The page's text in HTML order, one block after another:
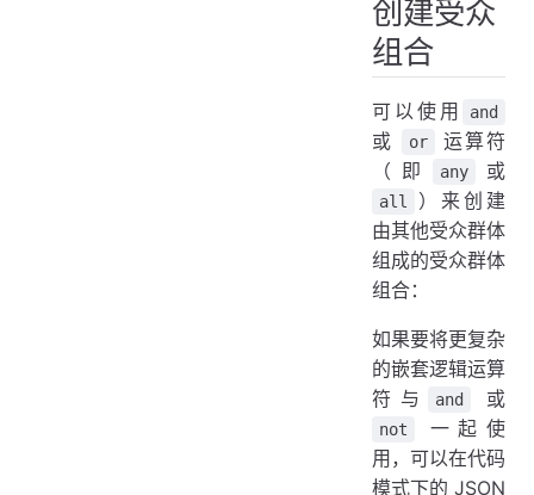
创建受众
组合
可以使用 and
或 or
运算符
（即
any 或
all
）来创建
由其他受众群体
组成的受众群体
组合：
如果要将更复杂
的嵌套逻辑运算
符与
and 或
not
一起使
用，可以在代码
模式下的 JSON